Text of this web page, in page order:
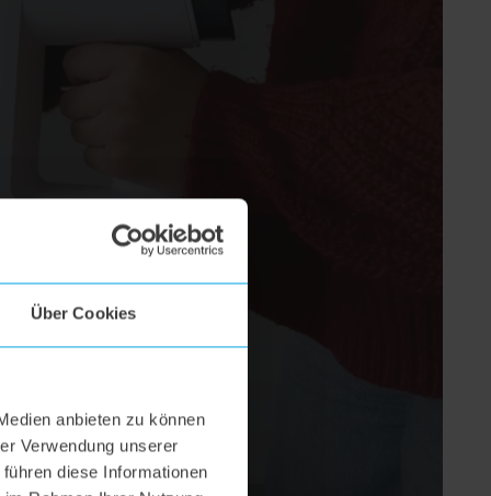
Über Cookies
anbieten zu können
Verwendung unserer
diese Informationen